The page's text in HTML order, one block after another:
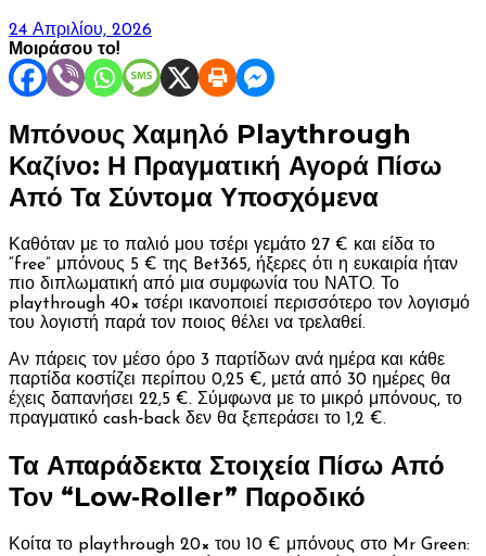
24 Απριλίου, 2026
Μοιράσου το!
Μπόνους Χαμηλό Playthrough
Καζίνο: Η Πραγματική Αγορά Πίσω
Από Τα Σύντομα Υποσχόμενα
Καθόταν με το παλιό μου τσέρι γεμάτο 27 € και είδα το
“free” μπόνους 5 € της Bet365, ήξερες ότι η ευκαιρία ήταν
πιο διπλωματική από μια συμφωνία του ΝΑΤΟ. Το
playthrough 40× τσέρι ικανοποιεί περισσότερο τον λογισμό
του λογιστή παρά τον ποιος θέλει να τρελαθεί.
Αν πάρεις τον μέσο όρο 3 παρτίδων ανά ημέρα και κάθε
παρτίδα κοστίζει περίπου 0,25 €, μετά από 30 ημέρες θα
έχεις δαπανήσει 22,5 €. Σύμφωνα με το μικρό μπόνους, το
πραγματικό cash‑back δεν θα ξεπεράσει το 1,2 €.
Τα Απαράδεκτα Στοιχεία Πίσω Από
Τον “Low‑Roller” Παροδικό
Κοίτα το playthrough 20× του 10 € μπόνους στο Mr Green: